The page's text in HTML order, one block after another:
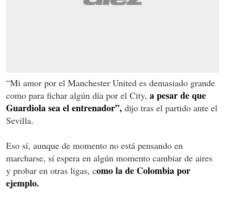
“Mi amor por el Manchester United es demasiado grande
como para fichar algún día por el City, a pesar de que
Guardiola sea el entrenador”, dijo tras el partido ante el
Sevilla.
Eso sí, aunque de momento no está pensando en
marcharse, sí espera en algún momento cambiar de aires
y probar en otras ligas, como la de Colombia por
ejemplo.